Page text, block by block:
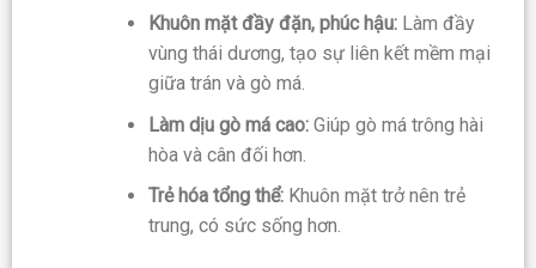
Khuôn mặt đầy đặn, phúc hậu:Làm đầy
vùng thái dương, tạo sự liên kết mềm mại
giữa trán và gò má.
Làm dịu gò má cao:Giúp gò má trông hài
hòa và cân đối hơn.
Trẻ hóa tổng thể:Khuôn mặt trở nên trẻ
trung, có sức sống hơn.